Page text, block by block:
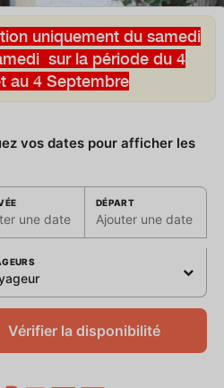
uniquement du samedi
sur la période du 4
au 4 Septembre
vos dates pour afficher les
une date
DÉPART
Ajouter une date
Vérifier la disponibilité